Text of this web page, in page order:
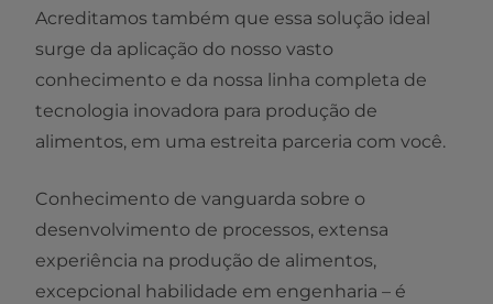
Acreditamos também que essa solução ideal
surge da aplicação do nosso vasto
conhecimento e da nossa linha completa de
tecnologia inovadora para produção de
alimentos, em uma estreita parceria com você.​
Conhecimento de vanguarda sobre o
desenvolvimento de processos, extensa
experiência na produção de alimentos,
excepcional habilidade em engenharia – é